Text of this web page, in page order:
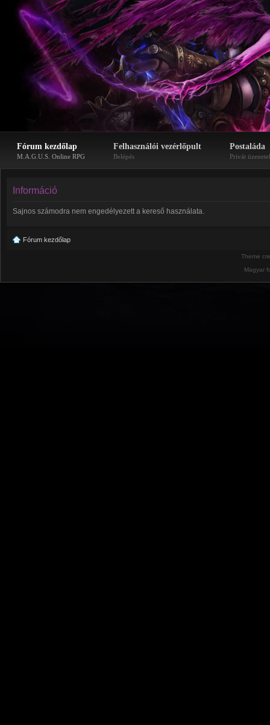
Fórum kezdőlap
M.A.G.U.S. Online RPG
Felhasználói vezérlőpult
Belépés
Postaláda
Privát
Információ
Sajnos számodra nem engedélyezett a kereső használata.
Fórum kezdőlap
Theme
Magyar